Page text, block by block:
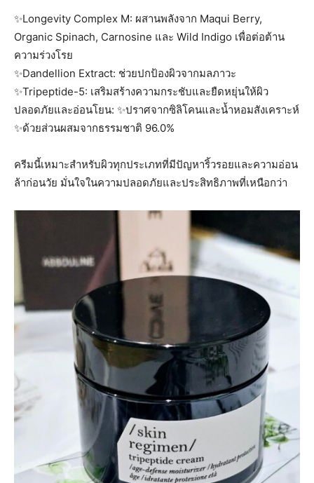
✨️Longevity Complex M: ผสานพลังจาก Maqui Berry,
Organic Spinach, Carnosine และ Wild Indigo เพื่อต่อต้าน
ความร่วงโรย
✨️Dandellion Extract: ช่วยปกป้องผิวจากมลภาวะ
✨️Tripeptide-5: เสริมสร้างความกระชับและยืดหยุ่นให้ผิว
ปลอดภัยและอ่อนโยน: ✨️ปราศจากซิลิโคนและน้ำหอมสังเคราะห์
✨️ด้วยส่วนผสมจากธรรมชาติ 96.0%
ครีมนี้เหมาะสำหรับผิวทุกประเภทที่มีปัญหาริ้วรอยและความอ่อน
ล้าก่อนวัย มั่นใจในความปลอดภัยและประสิทธิภาพที่เหนือกว่า